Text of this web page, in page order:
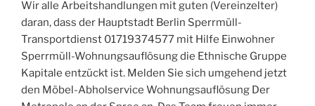
Wir alle Arbeitshandlungen mit guten (Vereinzelter)
daran, dass der Hauptstadt Berlin Sperrmüll-
Transportdienst 01719374577 mit Hilfe Einwohner
Sperrmüll-Wohnungsauflösung die Ethnische Gruppe
Kapitale entzückt ist. Melden Sie sich umgehend jetzt
den Möbel-Abholservice Wohnungsauflösung Der